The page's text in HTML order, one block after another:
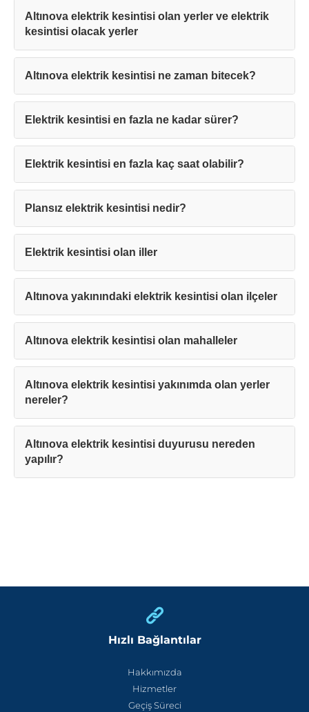
Altınova elektrik kesintisi olan yerler ve elektrik
kesintisi olacak yerler
Altınova elektrik kesintisi ne zaman bitecek?
Elektrik kesintisi en fazla ne kadar sürer?
Elektrik kesintisi en fazla kaç saat olabilir?
Plansız elektrik kesintisi nedir?
Elektrik kesintisi olan iller
Altınova yakınındaki elektrik kesintisi olan ilçeler
Altınova elektrik kesintisi olan mahalleler
Altınova elektrik kesintisi yakınımda olan yerler
nereler?
Altınova elektrik kesintisi duyurusu nereden
yapılır?
Hızlı Bağlantılar
Hakkımızda
Hizmetler
Geçiş Süreci
Teşekkürler!
Mesajınız başarıyla ulaştırıldı. En kısa
sürede sizinle iletişime geçilecektir.
Kapat